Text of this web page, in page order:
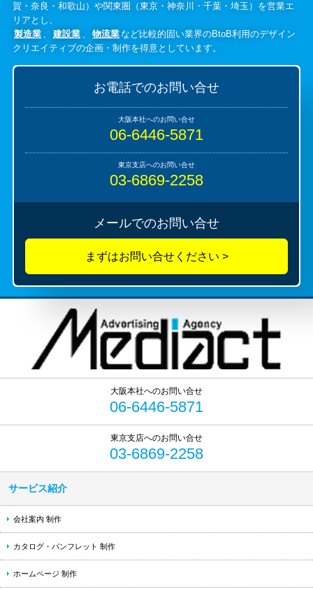
賀・奈良・和歌山）や関東圏（東京・神奈川・千葉・埼玉）を営業エ
リアとし、
製造業 、 建設業 、 物流業など比較的固い業界のBtoB利用のデザイン
クリエイティブの企画・制作を得意としています。
お電話でのお問い合せ
06-6446-5871
03-6869-2258
メールでのお問い合せ
06-6446-5871
03-6869-2258
サービス紹介
会社案内 制作
カタログ・パンフレット 制作
ホームページ 制作